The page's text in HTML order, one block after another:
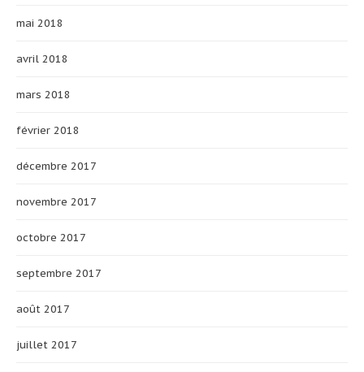
mai 2018
avril 2018
mars 2018
février 2018
décembre 2017
novembre 2017
octobre 2017
septembre 2017
août 2017
juillet 2017